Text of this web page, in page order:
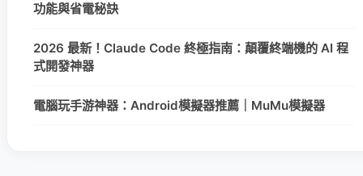
功能與省電秘訣
2026 最新！Claude Code 終極指南：顛覆終端機的 AI 程
式開發神器
電腦玩手游神器：Android模擬器推薦｜MuMu模擬器